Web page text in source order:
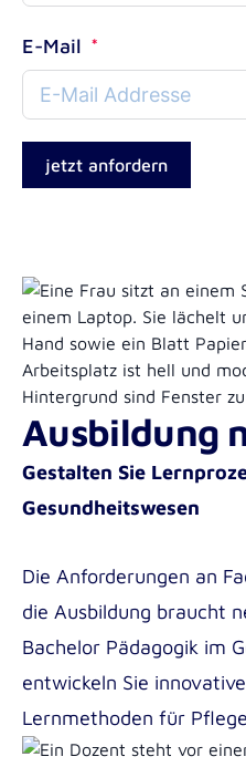
E-Mail
jetzt anfordern
Ausbildung
Gestalten Sie
Gesundheitswesen
Die Anforderungen an
die Ausbildung braucht
Bachelor Pädagogik im
entwickeln Sie
Lernmethoden für